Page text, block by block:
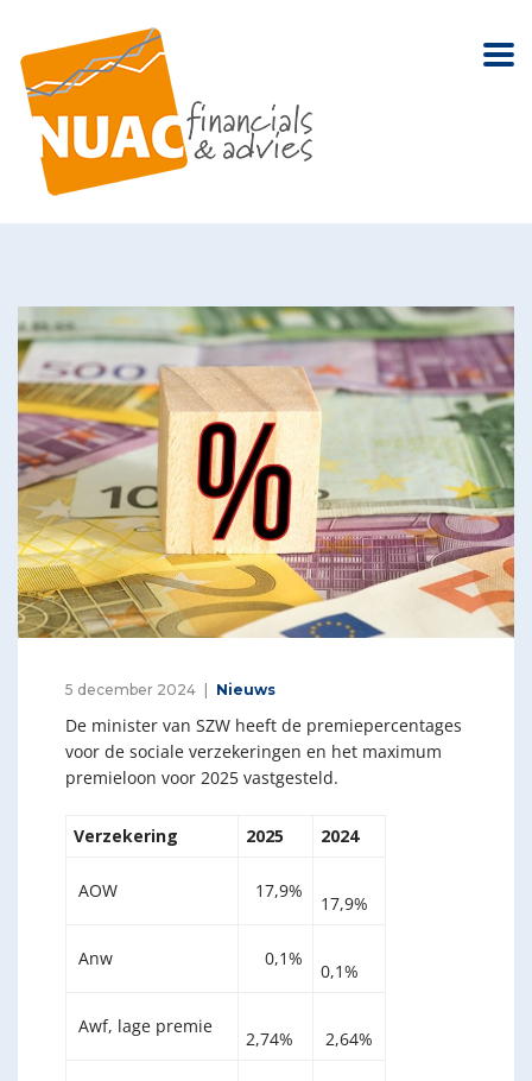
5 december 2024 Nieuws
De minister van SZW heeft de premiepercentages
voor de sociale verzekeringen en het maximum
premieloon voor 2025 vastgesteld.
Verzekering 2025 2024
AOW 17,9%
17,9%
Anw 0,1%
0,1%
Awf, lage premie
2,74% 2,64%